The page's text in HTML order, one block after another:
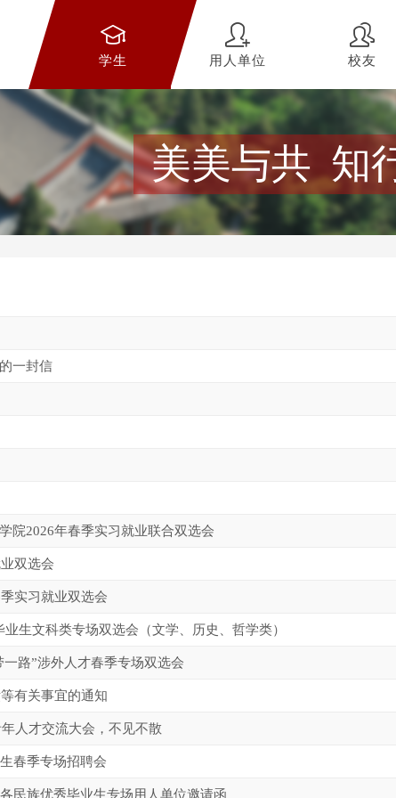
学生 用人单位 校友
美美与共 知
一封信
院2026年春季实习就业联合双选会
双选会
实习就业双选会
生文科类专场双选会（文学、历史、哲学类）
路”涉外人才春季专场双选会
有关事宜的通知
人才交流大会，不见不散
春季专场招聘会
民族优秀毕业生专场用人单位邀请函